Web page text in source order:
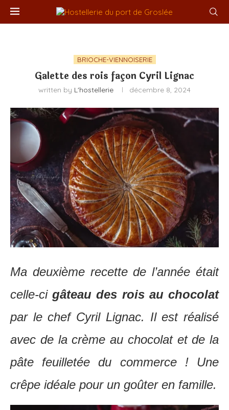
BRIOCHE-VIENNOISERIE
Galette des rois façon Cyril Lignac
written by L'hostellerie décembre 8, 2024
Ma deuxième recette de l’année était
celle-cigâteau des rois au chocolat
par le chef Cyril Lignac. Il est réalisé
avec de la crème au chocolat et de la
pâte feuilletée du commerce ! Une
crêpe idéale pour un goûter en famille.